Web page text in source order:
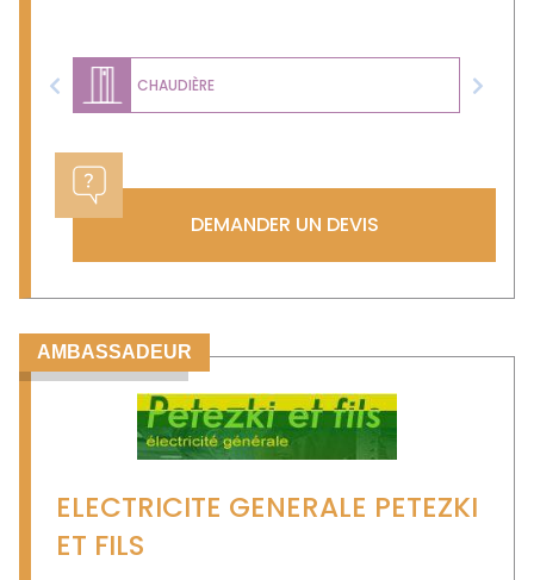
CHAUDIÈRE
Previous Next
DEMANDER UN DEVIS
AMBASSADEUR
ELECTRICITE GENERALE PETEZKI
ET FILS